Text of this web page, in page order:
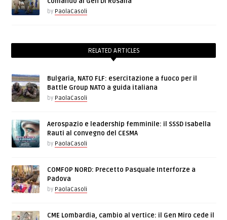
by PaolaCasoli
RELATED ARTICLES
Bulgaria, NATO FLF: esercitazione a fuoco per il
Battle Group NATO a guida italiana
by PaolaCasoli
Aerospazio e leadership femminile: il SSSD Isabella
Rauti al convegno del CESMA
by PaolaCasoli
COMFOP NORD: Precetto Pasquale Interforze a
Padova
by PaolaCasoli
CME Lombardia, cambio al vertice: il Gen Miro cede il